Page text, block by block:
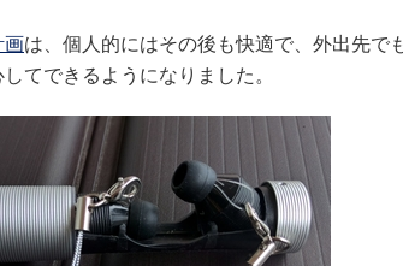
画は、個人的にはその後も快適で、外出先で
てできるようになりました。